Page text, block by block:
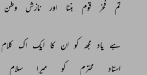
تم
فخر قوم بننا اور نازش وطن
ہے یاد مجھ کو ان کا ایک اک کلام
استاد
محترم کو میرا سلام